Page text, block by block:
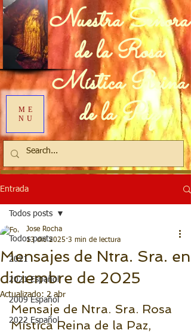
ME
NU
Nuestra Señora
de la Rosa
Mística Reina
de la Paz
Entrada
Todos posts
2021
2021 Español
2009 Español
2022 Español
Todos posts
Mensajes de Ntra. Sra. en
diciembre de 2025
Jose Rocha
13 dic 2025 3 min de lectura
Actualizado: 2 abr
Mensaje de Ntra. Sra. Rosa
Mística Reina de la Paz,